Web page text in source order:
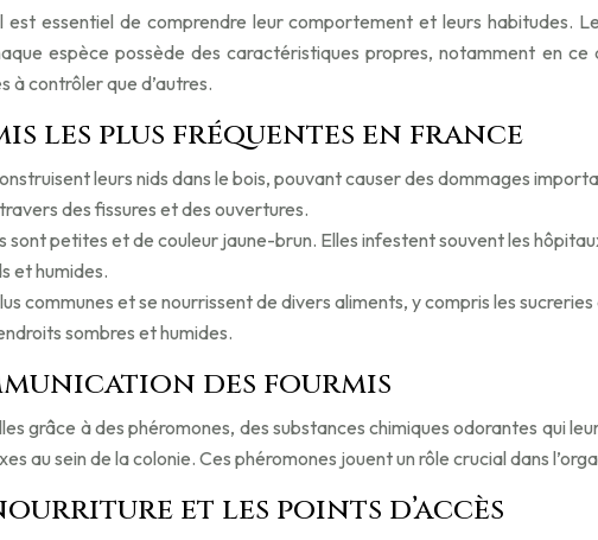
est essentiel de comprendre leur comportement et leurs habitudes.
espèce possède des caractéristiques propres, notamment en
à contrôler que d’autres.
les plus fréquentes en france
leurs nids dans le bois, pouvant causer des dommages
des fissures et des ouvertures.
sont petites et de couleur jaune-brun. Elles infestent souvent les
et humides.
communes et se nourrissent de divers aliments, y compris les
sombres et humides.
des fourmis
grâce à des phéromones, des substances chimiques odorantes qui
au sein de la colonie. Ces phéromones jouent un rôle crucial dans
et les points d’accès